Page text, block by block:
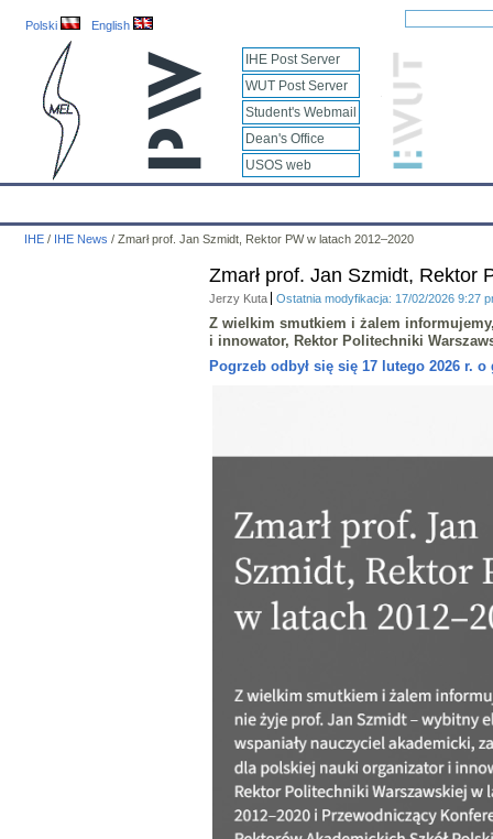
Polski English
IHE Post Server
WUT Post Server
Student's Webmail
Dean's Office
USOS web
IHE / IHE News / Zmarł prof. Jan Szmidt, Rektor PW w latach 2012–2020
Zmarł prof. Jan Szmidt, Rektor
Jerzy Kuta Ostatnia modyfikacja: 17/02/2026 9:27
Z wielkim smutkiem i żalem
i innowator, Rektor Politechniki
Pogrzeb odbył się się 17 lutego 2026 r.